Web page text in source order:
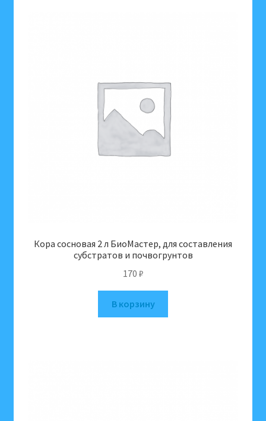
Кора сосновая 2 л БиоМастер, для составления
субстратов и почвогрунтов
170 ₽
В корзину